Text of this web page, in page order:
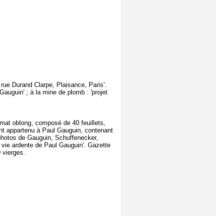
Durand Clarpe, Plaisance, Paris'.
; à la mine de plomb : 'projet
oblong, composé de 40 feuillets,
appartenu à Paul Gauguin, contenant
de Gauguin, Schuffenecker,
ardente de Paul Gauguin'. Gazette
vierges.